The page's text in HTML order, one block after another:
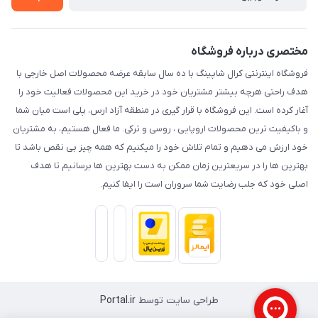
مختصری درباره فروشگاه
فروشگاه اینترنتی کرال شاپینگ با ده سال سابقه عرضه محصولات اصل خارجی با
هدف راحتی هرچه بیشتر مشتریان خود در خرید این محصولات فعالیت خود را
آغار کرده است. این فروشگاه با قرار گیری در منطقه آزاد ارس، پلی است میان شما
و باکیفیت ترین محصولات اروپایی ، روسی و ترکی. ما فعال هستیم، به مشتریان
خود ارزش می دهیم و تمام تلاش خود را میکنیم که همه چیز بی نقص باشد تا
بهترین ها را در سریعترین زمان ممکن به دست بهترین ها برسانیم تا هدف
اصلی خود که جلب رضایت شما سروران است را ایفا کنیم.
طراحی سایت توسطPortal.ir